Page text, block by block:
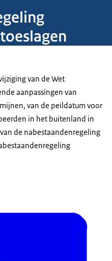
van de Wet
aanpassingen van
van de peildatum voor
in het buitenland in
de nabestaandenregeling